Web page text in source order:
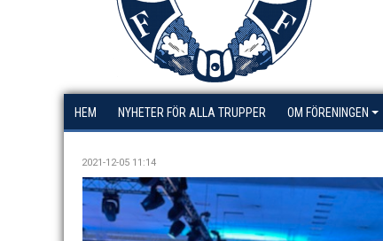
HEM NYHETER FÖR ALLA TRUPPER OM FÖRENINGEN
2021-12-05 11:14